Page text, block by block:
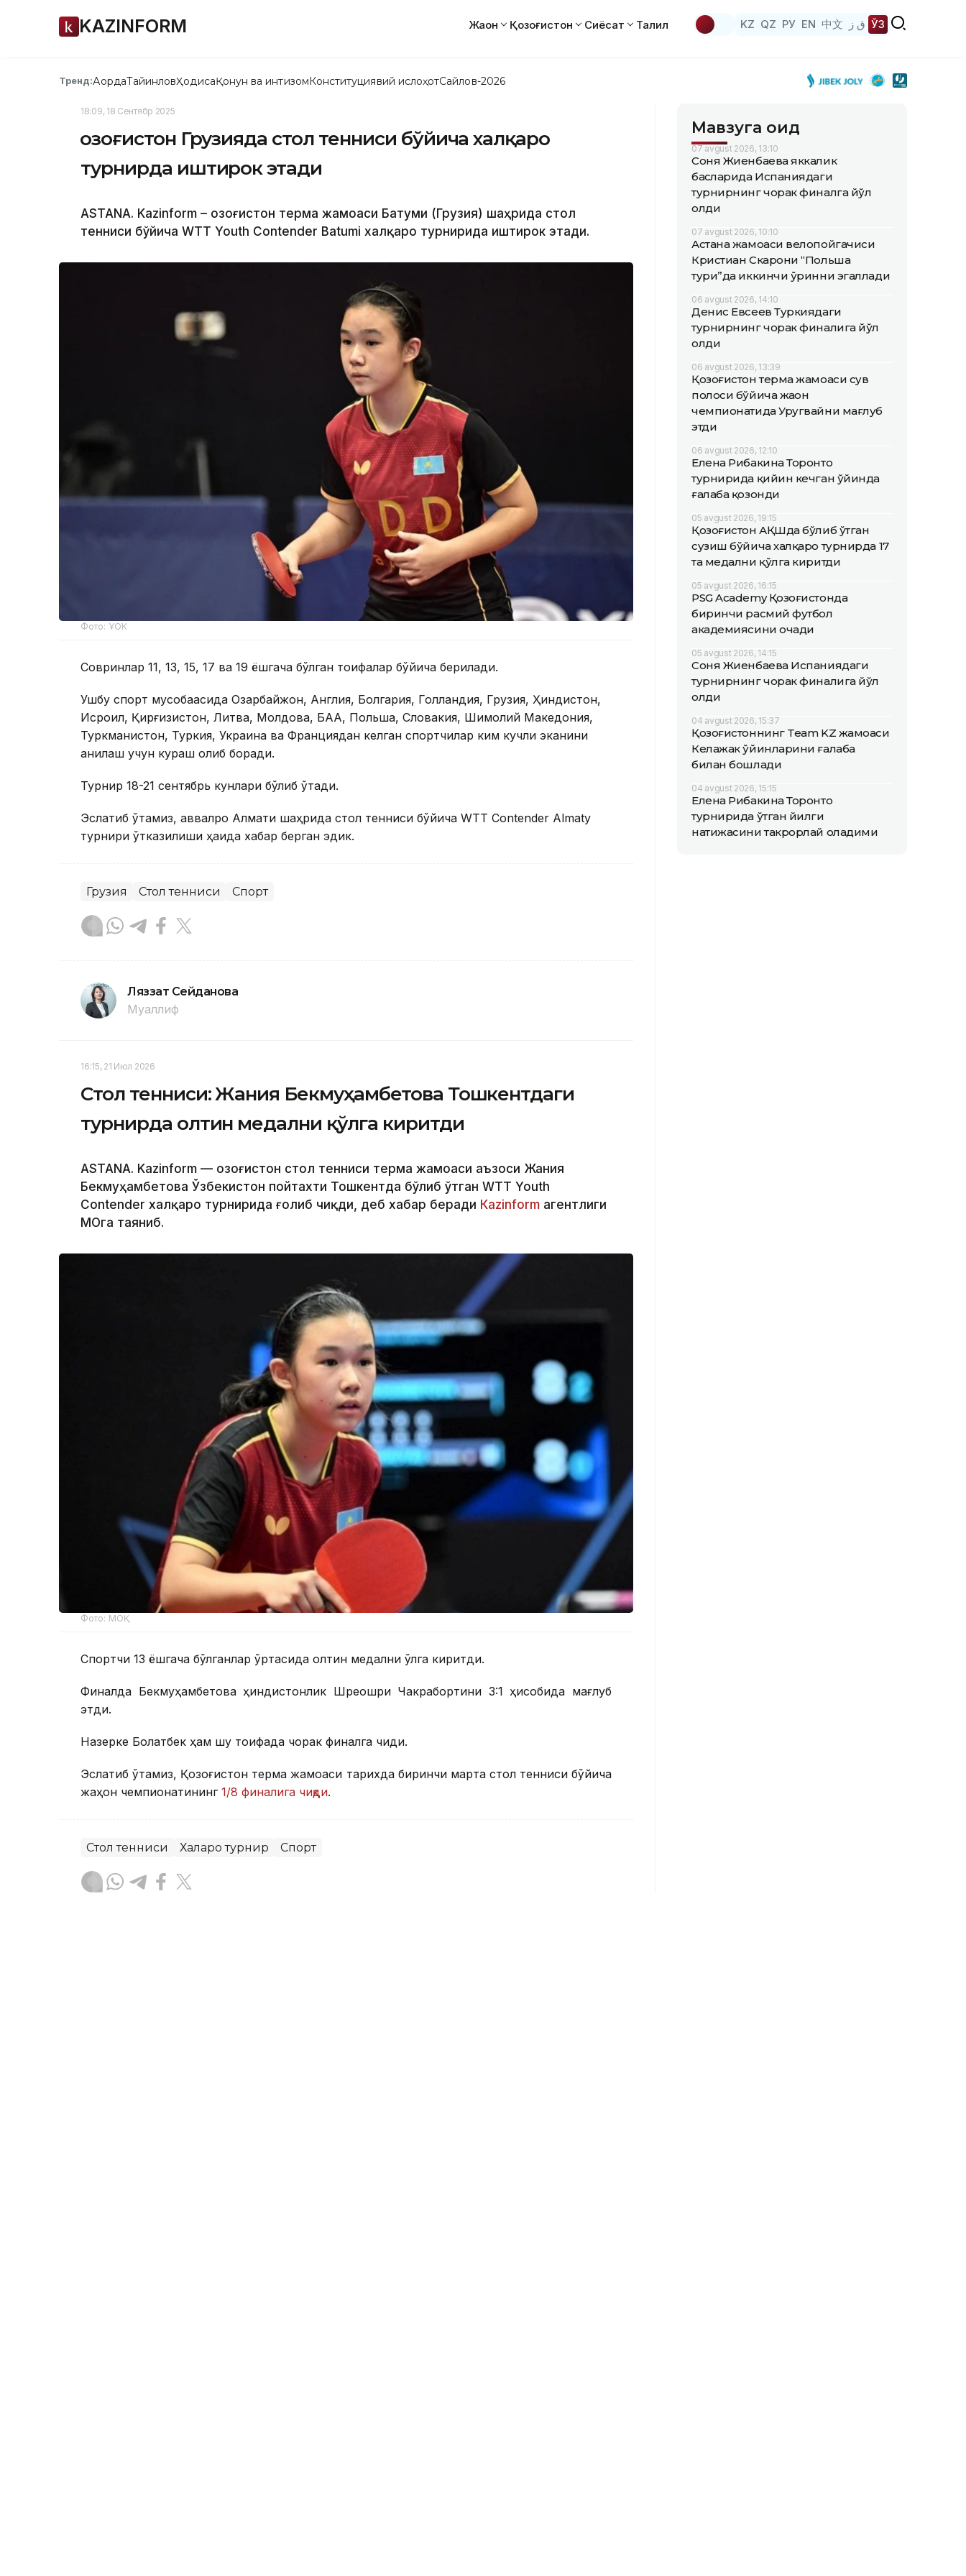
KAZINFORM Жаҳон Қозоғистон Сиёсат Таҳлил KZ QZ РУ EN 中文 ق ز ЎЗ
Тренд:АқордаТайинловҲодисаҚонун ва интизомКонституциявий ислоҳотСайлов-2026
18:09, 18 Сентябр 2025
Қозоғистон Грузияда стол тенниси бўйича халқаро
турнирда иштирок этади
ASTANA. Kazinform – Қозоғистон терма жамоаси Батуми (Грузия) шаҳрида стол
тенниси бўйича WTT Youth Contender Batumi халқаро турнирида иштирок этади.
Фото: ҰОК
Совринлар 11, 13, 15, 17 ва 19 ёшгача бўлган тоифалар бўйича берилади.
Ушбу спорт мусобақасида Озарбайжон, Англия, Болгария, Голландия, Грузия, Ҳиндистон,
Исроил, Қирғизистон, Литва, Молдова, БАА, Польша, Словакия, Шимолий Македония,
Туркманистон, Туркия, Украина ва Франциядан келган спортчилар ким кучли эканини
аниқлаш учун кураш олиб боради.
Турнир 18-21 сентябрь кунлари бўлиб ўтади.
Эслатиб ўтамиз, аввалроқ Алмати шаҳрида стол тенниси бўйича WTT Contender Almaty
турнири ўтказилиши ҳақида хабар берган эдик.
Грузия Стол тенниси Спорт
Ляззат Сейданова
Муаллиф
16:15, 21 Июл 2026
Стол тенниси: Жания Бекмуҳамбетова Тошкентдаги
турнирда олтин медални қўлга киритди
ASTANA. Kazinform — Қозоғистон стол тенниси терма жамоаси аъзоси Жания
Бекмуҳамбетова Ўзбекистон пойтахти Тошкентда бўлиб ўтган WTT Youth
Contender халқаро турнирида ғолиб чиқди, деб хабар беради Кazinform агентлиги
МОҚга таяниб.
Фото: МОҚ
Спортчи 13 ёшгача бўлганлар ўртасида олтин медални қўлга киритди.
Финалда Бекмуҳамбетова ҳиндистонлик Шреошри Чакрабортини 3:1 ҳисобида мағлуб
этди.
Назерке Болатбек ҳам шу тоифада чорак финалга чиқди.
Эслатиб ўтамиз, Қозоғистон терма жамоаси тарихда биринчи марта стол тенниси бўйича
жаҳон чемпионатининг 1/8 финалига чиқди.
Стол тенниси Халқаро турнир Спорт
Мавзуга оид
07 avgust 2026, 13:10
Соня Жиенбаева яккалик
баҳсларида Испаниядаги
турнирнинг чорак финалга йўл
олди
07 avgust 2026, 10:10
Астана жамоаси велопойгачиси
Кристиан Скарони “Польша
тури”да иккинчи ўринни эгаллади
06 avgust 2026, 14:10
Денис Евсеев Туркиядаги
турнирнинг чорак финалига йўл
олди
06 avgust 2026, 13:39
Қозоғистон терма жамоаси сув
полоси бўйича жаҳон
чемпионатида Уругвайни мағлуб
этди
06 avgust 2026, 12:10
Елена Рибакина Торонто
турнирида қийин кечган ўйинда
ғалаба қозонди
05 avgust 2026, 19:15
Қозоғистон АҚШда бўлиб ўтган
сузиш бўйича халқаро турнирда 17
та медални қўлга киритди
05 avgust 2026, 16:15
PSG Academy Қозоғистонда
биринчи расмий футбол
академиясини очади
05 avgust 2026, 14:15
Соня Жиенбаева Испаниядаги
турнирнинг чорак финалига йўл
олди
04 avgust 2026, 15:37
Қозоғистоннинг Team KZ жамоаси
Келажак ўйинларини ғалаба
билан бошлади
04 avgust 2026, 15:15
Елена Рибакина Торонто
турнирида ўтган йилги
натижасини такрорлай оладими